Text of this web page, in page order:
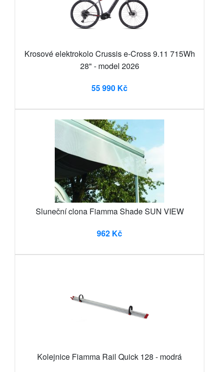
Krosové elektrokolo Crussis e-Cross 9.11 715Wh
28" - model 2026
55 990 Kč
Sluneční clona Fiamma Shade SUN VIEW
962 Kč
Kolejnice Fiamma Rail Quick 128 - modrá